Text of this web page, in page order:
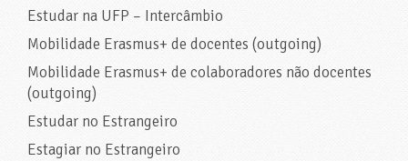
Estudar na UFP – Intercâmbio
Mobilidade Erasmus+ de docentes (outgoing)
Mobilidade Erasmus+ de colaboradores não docentes
(outgoing)
Estudar no Estrangeiro
Estagiar no Estrangeiro